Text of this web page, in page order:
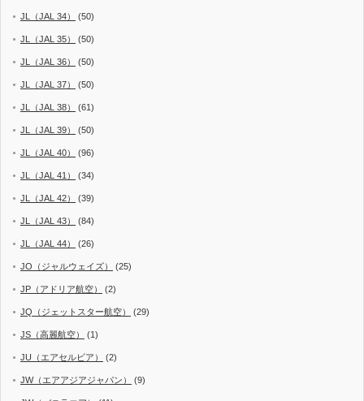
JL（JAL 34） (50)
JL（JAL 35） (50)
JL（JAL 36） (50)
JL（JAL 37） (50)
JL（JAL 38） (61)
JL（JAL 39） (50)
JL（JAL 40） (96)
JL（JAL 41） (34)
JL（JAL 42） (39)
JL（JAL 43） (84)
JL（JAL 44） (26)
JO（ジャルウェイズ） (25)
JP（アドリア航空） (2)
JQ（ジェットスター航空） (29)
JS（高麗航空） (1)
JU（エアセルビア） (2)
JW（エアアジアジャパン） (9)